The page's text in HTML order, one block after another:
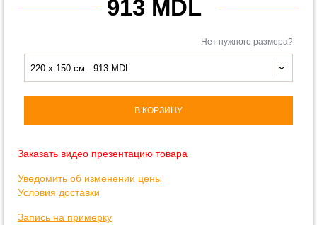
913 MDL
Нет нужного размера?
220 x 150 см - 913 MDL
В КОРЗИНУ
Заказать видео презентацию товара
Уведомить об изменении цены
Условия доставки
Запись на примерку